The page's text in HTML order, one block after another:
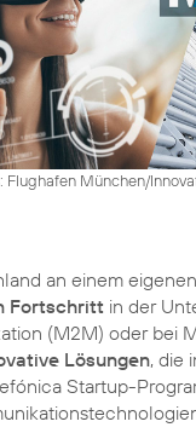
Flughafen München/
an einem
Fortschritt in der
(M2M) oder bei
Lösungen, die
Startup-